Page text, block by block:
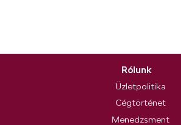
Rólunk
Üzletpolitika
Cégtörténet
Menedzsment